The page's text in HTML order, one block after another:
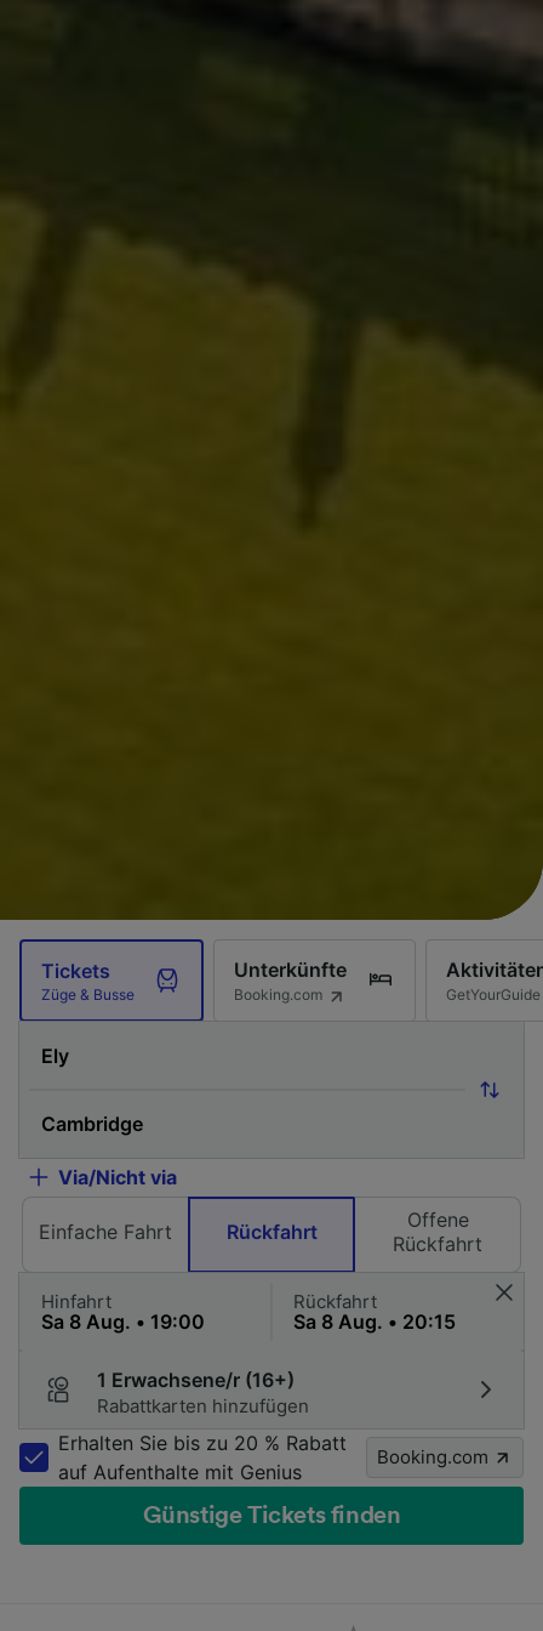
Tickets
Züge & Busse
Unterkünfte
Booking.com GetYourGuide
Via/Nicht via
Einfache Fahrt Rückfahrt
Offene
Rückfahrt
Hinfahrt Rückfahrt
1 Erwachsene/r (16+)
Rabattkarten hinzufügen
Erhalten Sie bis zu 20 % Rabatt
auf Aufenthalte mit Genius
Booking.com
Günstige Tickets finden